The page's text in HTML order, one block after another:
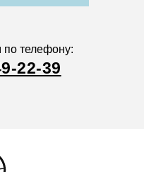
по телефону:
22-39